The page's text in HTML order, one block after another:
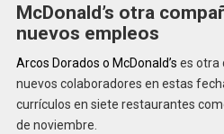
McDonald’s otra
nuevos empleos
Arcos Dorados o McDonald’s es otra
nuevos colaboradores en estas
currículos en siete restaurantes
de noviembre.